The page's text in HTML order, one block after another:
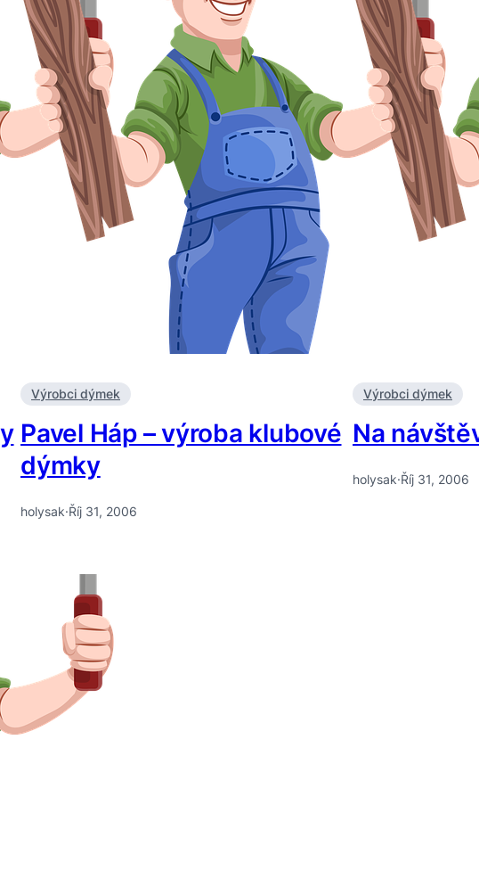
Výrobci dýmek
Pavel Háp – výroba klubové
dýmky
holysak·Říj 31, 2006
Výrobci dýmek
Na
holysak·Říj 31, 2006